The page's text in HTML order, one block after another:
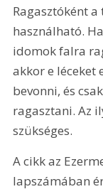
Ragasztóként
használható.
idomok falra
akkor e léceket
bevonni, és
ragasztani. Az
szükséges.
A cikk az
lapszámában